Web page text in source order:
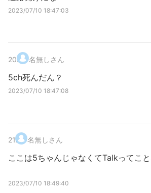
2023/07/10 18:47:03
20. 名無しさん
5ch死んだん？
2023/07/10 18:47:08
21. 名無しさん
ここは5ちゃんじゃなくてTalkってこ
2023/07/10 18:49:40